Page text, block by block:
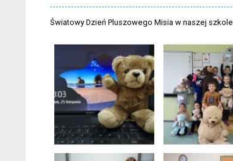
Światowy Dzień Pluszowego Misia w naszej szkole